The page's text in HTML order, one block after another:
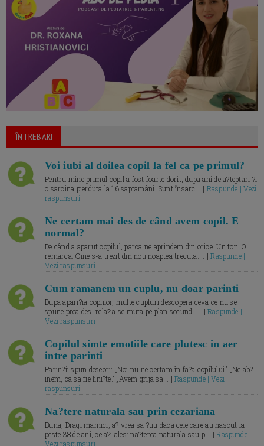
ÎNTREBARI
Voi iubi al doilea copil la fel ca pe primul?
Pentru mine primul copil a fost foarte dorit, dupa ani de a?teptari ?i
o sarcina pierduta la 16 saptamâni. Sunt însarc... | Raspunde | Vezi
raspunsuri
Ne certam mai des de când avem copil. E
normal?
De când a aparut copilul, parca ne aprindem din orice. Un ton. O
remarca. Cine s-a trezit din nou noaptea trecuta.... |Raspunde |
Vezi raspunsuri
Cum ramanem un cuplu, nu doar parinti
Dupa apari?ia copiilor, multe cupluri descopera ceva ce nu se
spune prea des: rela?ia se muta pe plan secund. ... |Raspunde |
Vezi raspunsuri
Copilul simte emotiile care plutesc in aer
intre parinti
Parin?ii spun deseori: „Noi nu ne certam în fa?a copilului.” „Ne ab?
inem, ca sa fie lini?te.” „Avem grija sa... |Raspunde | Vezi
raspunsuri
Na?tere naturala sau prin cezariana
Buna, Dragi mamici, a? vrea sa ?tiu daca cele care au nascut la
peste 38 de ani, ce a?i ales: na?terea naturala sau p... |Raspunde |
Vezi raspunsuri